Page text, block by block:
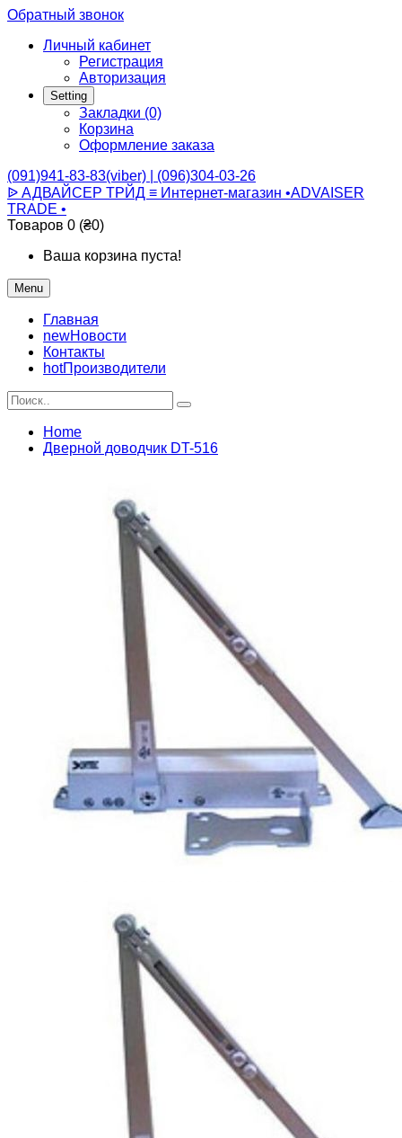
Обратный звонок
Личный кабинет
Регистрация
Авторизация
Setting
Закладки (0)
Корзина
Оформление заказа
(091)941-83-83(viber) | (096)304-03-26
ᐉ АДВАЙСЕР ТРЙД ≡ Интернет-магазин •ADVAISER
TRADE •
Товаров 0 (₴0)
Ваша корзина пуста!
Menu
Главная
newНовости
Контакты
hotПроизводители
Home
Дверной доводчик DT-516